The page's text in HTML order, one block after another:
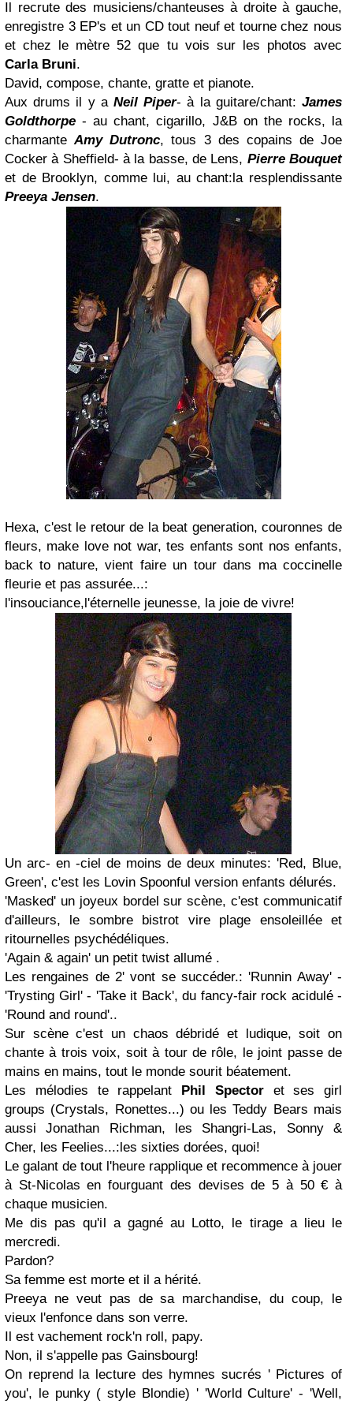
Il recrute des musiciens/chanteuses à droite à gauche,
enregistre 3 EP's et un CD tout neuf et tourne chez nous
et chez le mètre 52 que tu vois sur les photos avec
Carla Bruni.
David, compose, chante, gratte et pianote.
Aux drums il y a Neil Piper- à la guitare/chant:James
Goldthorpe - au chant, cigarillo, J&B on the rocks, la
charmanteAmy Dutronc, tous 3 des copains de Joe
Cocker à Sheffield- à la basse, de Lens, Pierre Bouquet
et de Brooklyn, comme lui, au chant:la resplendissante
Preeya Jensen.
Hexa, c'est le retour de la beat generation, couronnes de
fleurs, make love not war, tes enfants sont nos enfants,
back to nature, vient faire un tour dans ma coccinelle
fleurie et pas assurée...:
l'insouciance,l'éternelle jeunesse, la joie de vivre!
Un arc- en -ciel de moins de deux minutes: 'Red, Blue,
Green', c'est les Lovin Spoonful version enfants délurés.
'Masked' un joyeux bordel sur scène, c'est communicatif
d'ailleurs, le sombre bistrot vire plage ensoleillée et
ritournelles psychédéliques.
'Again & again' un petit twist allumé .
Les rengaines de 2' vont se succéder.: 'Runnin Away' -
'Trysting Girl' - 'Take it Back', du fancy-fair rock acidulé -
'Round and round'..
Sur scène c'est un chaos débridé et ludique, soit on
chante à trois voix, soit à tour de rôle, le joint passe de
mains en mains, tout le monde sourit béatement.
Les mélodies te rappelant Phil Spectoret ses girl
groups (Crystals, Ronettes...) ou les Teddy Bears mais
aussi Jonathan Richman, les Shangri-Las, Sonny &
Cher, les Feelies...:les sixties dorées, quoi!
Le galant de tout l'heure rapplique et recommence à jouer
à St-Nicolas en fourguant des devises de 5 à 50 € à
chaque musicien.
Me dis pas qu'il a gagné au Lotto, le tirage a lieu le
mercredi.
Pardon?
Sa femme est morte et il a hérité.
Preeya ne veut pas de sa marchandise, du coup, le
vieux l'enfonce dans son verre.
Il est vachement rock'n roll, papy.
Non, il s'appelle pas Gainsbourg!
On reprend la lecture des hymnes sucrés ' Pictures of
you', le punky ( style Blondie) ' 'World Culture' - 'Well,